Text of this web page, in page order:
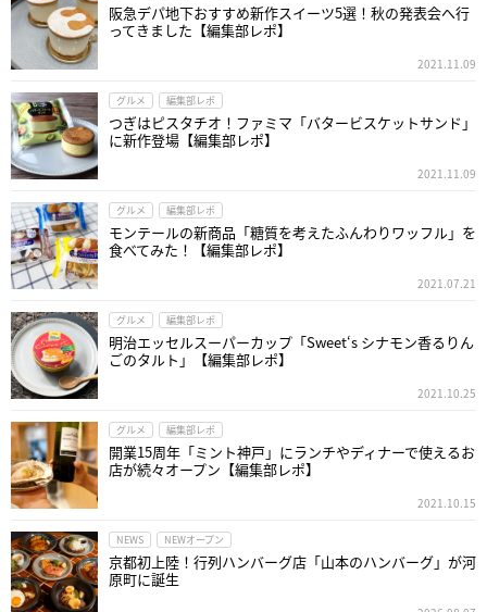
阪急デパ地下おすすめ新作スイーツ5選！秋の発表会へ行
ってきました【編集部レポ】
2021.11.09
グルメ 編集部レポ
つぎはピスタチオ！ファミマ「バタービスケットサンド」
に新作登場【編集部レポ】
2021.11.09
グルメ 編集部レポ
モンテールの新商品「糖質を考えたふんわりワッフル」を
食べてみた！【編集部レポ】
2021.07.21
グルメ 編集部レポ
明治エッセルスーパーカップ「Sweet‘s シナモン香るりん
ごのタルト」【編集部レポ】
2021.10.25
グルメ 編集部レポ
開業15周年「ミント神戸」にランチやディナーで使えるお
店が続々オープン【編集部レポ】
2021.10.15
NEWS NEWオープン
京都初上陸！行列ハンバーグ店「山本のハンバーグ」が河
原町に誕生